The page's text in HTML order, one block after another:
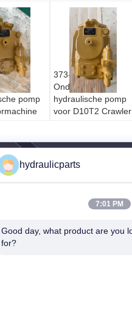
voor
pomp
373-6629
Onderdeel voor
hydraulische pomp
voor D10T2 Crawler
hydraulicparts
7:01 PM
Good day, what product are you
for?